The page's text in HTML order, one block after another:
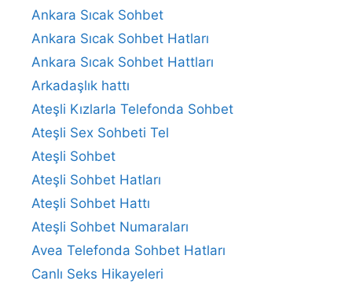
Ankara Sıcak Sohbet
Ankara Sıcak Sohbet Hatları
Ankara Sıcak Sohbet Hattları
Arkadaşlık hattı
Ateşli Kızlarla Telefonda Sohbet
Ateşli Sex Sohbeti Tel
Ateşli Sohbet
Ateşli Sohbet Hatları
Ateşli Sohbet Hattı
Ateşli Sohbet Numaraları
Avea Telefonda Sohbet Hatları
Canlı Seks Hikayeleri